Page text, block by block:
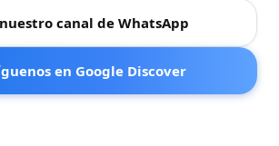
canal de WhatsApp
en Google Discover